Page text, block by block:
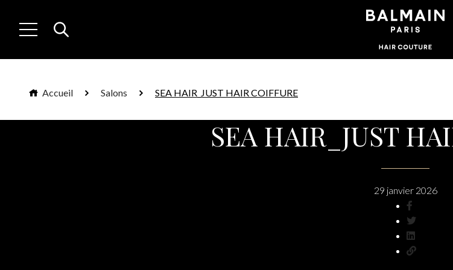
Accueil Salons SEA HAIR_JUST HAIR COIFFURE
SEA HAIR_JUST
29 janvier 2026